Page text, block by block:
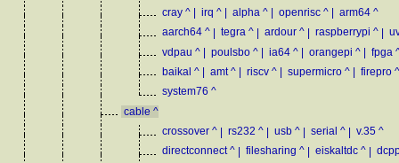
cray ^ irq ^ alpha ^ openrisc ^ arm64 ^
aarch64 ^ | tegra ^ | ardour ^ | raspberrypi ^ |
vdpau ^ | poulsbo ^ | ia64 ^ | orangepi ^ | fpga
baikal ^ amt ^ riscv ^ supermicro ^ firepro ^
system76 ^
cable ^
crossover ^ | rs232 ^ | usb ^ | serial ^ | v.35 ^
directconnect ^ | filesharing ^ | eiskaltdc ^ |